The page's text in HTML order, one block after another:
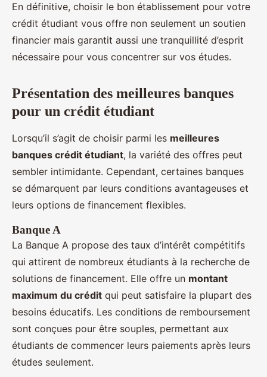
En définitive, choisir le bon établissement pour votre
crédit étudiant vous offre non seulement un soutien
financier mais garantit aussi une tranquillité d’esprit
nécessaire pour vous concentrer sur vos études.
Présentation des meilleures banques
pour un crédit étudiant
Lorsqu’il s’agit de choisir parmi les meilleures
banques crédit étudiant, la variété des offres peut
sembler intimidante. Cependant, certaines banques
se démarquent par leurs conditions avantageuses et
leurs options de financement flexibles.
Banque A
La Banque A propose des taux d’intérêt compétitifs
qui attirent de nombreux étudiants à la recherche de
solutions de financement. Elle offre un montant
maximum du crédit qui peut satisfaire la plupart des
besoins éducatifs. Les conditions de remboursement
sont conçues pour être souples, permettant aux
étudiants de commencer leurs paiements après leurs
études seulement.